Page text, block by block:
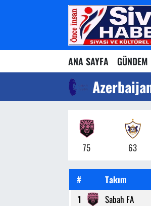
ANA SAYFA GÜNDEM
75 63
# Takım
1
Sabah FA
Nöbetçi Eczaneler
Hava Durumu
Namaz Vakitleri
Süper Lig Puan Durumu ve Fikstür
Tüm Manşetler
Son Dakika Haberleri